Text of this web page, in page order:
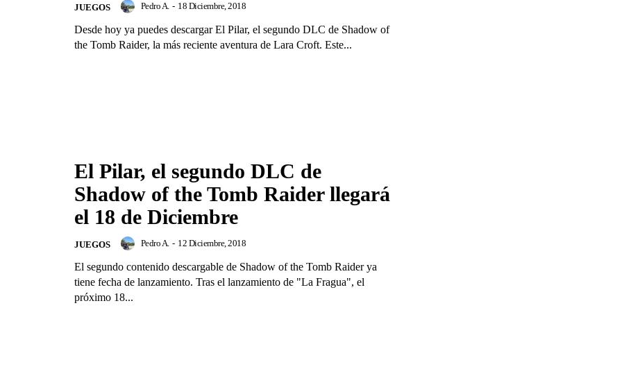
JUEGOS Pedro A. - 18 Diciembre, 2018
Desde hoy ya puedes descargar El Pilar, el segundo DLC de Shadow of
the Tomb Raider, la más reciente aventura de Lara Croft. Este...
El Pilar, el segundo DLC de
Shadow of the Tomb Raider llegará
el 18 de Diciembre
JUEGOS Pedro A. - 12 Diciembre, 2018
El segundo contenido descargable de Shadow of the Tomb Raider ya
tiene fecha de lanzamiento. Tras el lanzamiento de "La Fragua", el
próximo 18...